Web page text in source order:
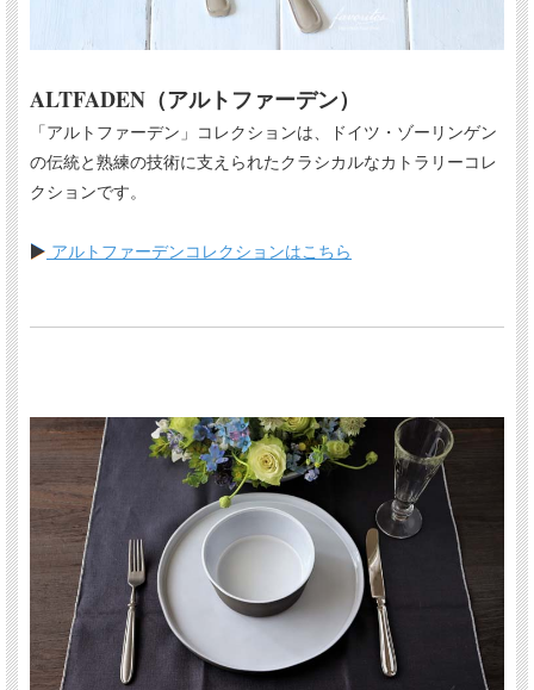
ALTFADEN（アルトファーデン）
「アルトファーデン」コレクションは、ドイツ・ゾーリンゲン
の伝統と熟練の技術に支えられたクラシカルなカトラリーコレ
クションです。
アルトファーデンコレクションはこちら